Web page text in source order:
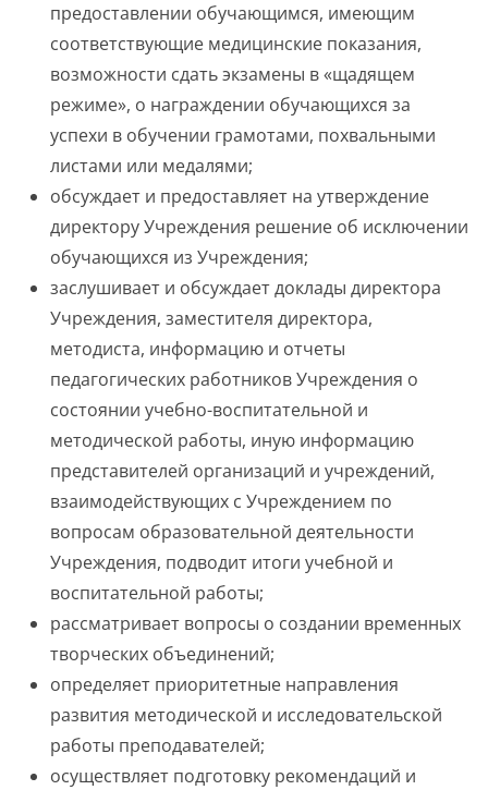
предоставлении обучающимся, имеющим
соответствующие медицинские показания,
возможности сдать экзамены в «щадящем
режиме», о награждении обучающихся за
успехи в обучении грамотами, похвальными
листами или медалями;
обсуждает и предоставляет на утверждение
директору Учреждения решение об исключении
обучающихся из Учреждения;
заслушивает и обсуждает доклады директора
Учреждения, заместителя директора,
методиста, информацию и отчеты
педагогических работников Учреждения о
состоянии учебно-воспитательной и
методической работы, иную информацию
представителей организаций и учреждений,
взаимодействующих с Учреждением по
вопросам образовательной деятельности
Учреждения, подводит итоги учебной и
воспитательной работы;
рассматривает вопросы о создании временных
творческих объединений;
определяет приоритетные направления
развития методической и исследовательской
работы преподавателей;
осуществляет подготовку рекомендаций и